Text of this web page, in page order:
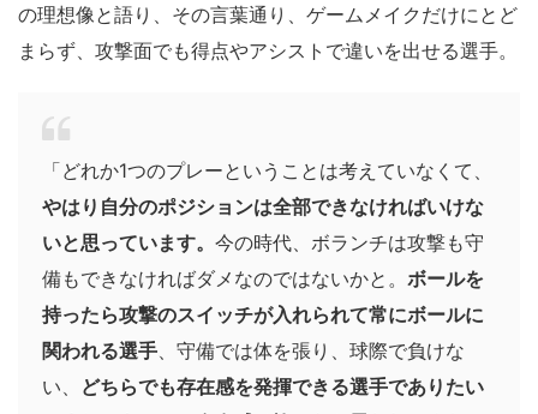
の理想像と語り、その言葉通り、ゲームメイクだけにとど
まらず、攻撃面でも得点やアシストで違いを出せる選手。
「どれか1つのプレーということは考えていなくて、
やはり自分のポジションは全部できなければいけな
いと思っています。 今の時代、ボランチは攻撃も守
備もできなければダメなのではないかと。 ボールを
持ったら攻撃のスイッチが入れられて常にボールに
関われる選手 、守備では体を張り、球際で負けな
い、 どちらでも存在感を発揮できる選手でありたい